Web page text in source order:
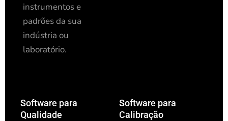
instrumentos e
padrões da sua
indústria ou
laboratório.
Software para
Qualidade
Software para
Calibração